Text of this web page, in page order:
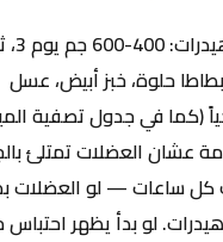
500 جم يوم 2
بطاطا حلوة، خبز أبيض، عسل
(كما في جدول تصفية
عشان العضلات تمتلئ
ساعات — لو العضلات
لو بدأ يظهر احتباس